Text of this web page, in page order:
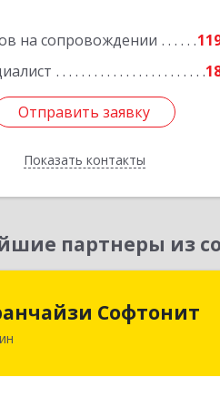
на сопровождении
Отправить заявку
Показать контакты
Отправить заявку
Назад
партнеры из
Софтонит
Софтонит